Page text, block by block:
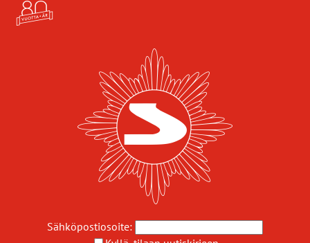
Sähköpostiosoite: